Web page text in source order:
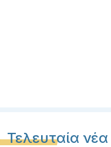
Τελευταία νέα